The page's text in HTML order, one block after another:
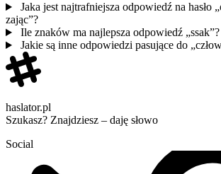
Jaka jest najtrafniejsza odpowiedź na hasło
zając”?
Ile znaków ma najlepsza odpowiedź „ssak”?
Jakie są inne odpowiedzi pasujące do
haslator.pl
Szukasz? Znajdziesz – daję słowo
Social